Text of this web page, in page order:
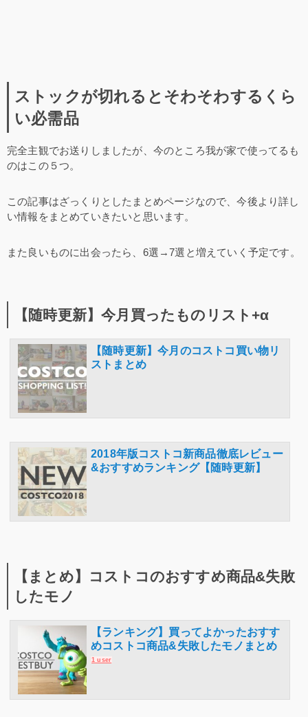
ストックが切れるとそわそわするくら
い必需品
完全主観でお送りしましたが、今のところ我が家で使ってるも
のはこの５つ。
この記事はざっくりとしたまとめページなので、今後より詳し
い情報をまとめていきたいと思います。
また良いものに出会ったら、6選→7選と増えていく予定です。
【随時更新】今月買ったものリスト+α
【随時更新】今月のコストコ買い物リ
ストまとめ
2018年版コストコ新商品徹底レビュー
&おすすめランキング【随時更新】
【まとめ】コストコのおすすめ商品&失敗
したモノ
【ランキング】買ってよかったおすす
めコストコ商品&失敗したモノまとめ
1 user